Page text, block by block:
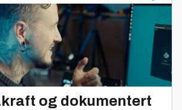
og dokumentert